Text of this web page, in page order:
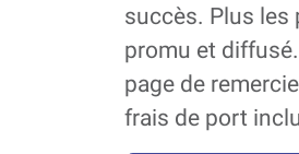
succès. Plus les
promu et
page de
frais de port